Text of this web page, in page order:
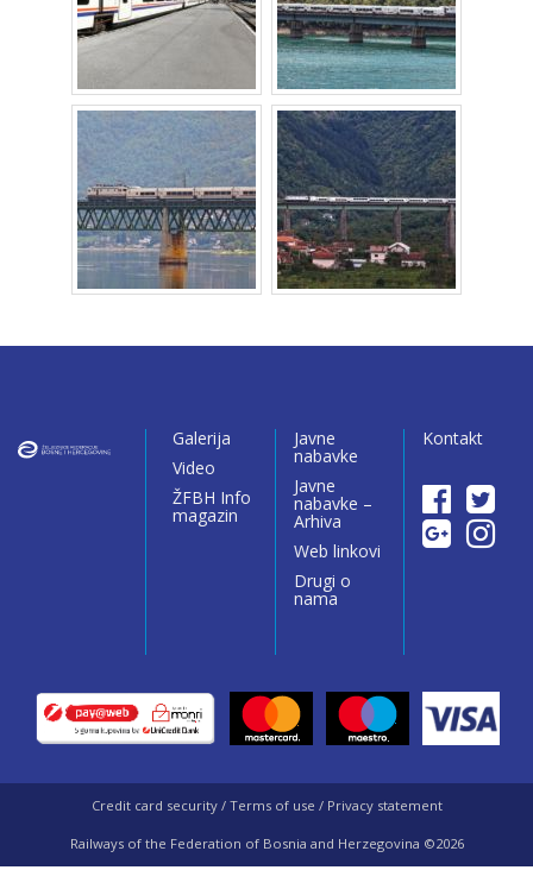
Galerija
Video
ŽFBH Info
magazin
Javne
nabavke
Javne
nabavke –
Arhiva
Web linkovi
Drugi o
nama
Kontakt
Credit card security / Terms of use / Privacy statement
Railways of the Federation of Bosnia and Herzegovina ©2026